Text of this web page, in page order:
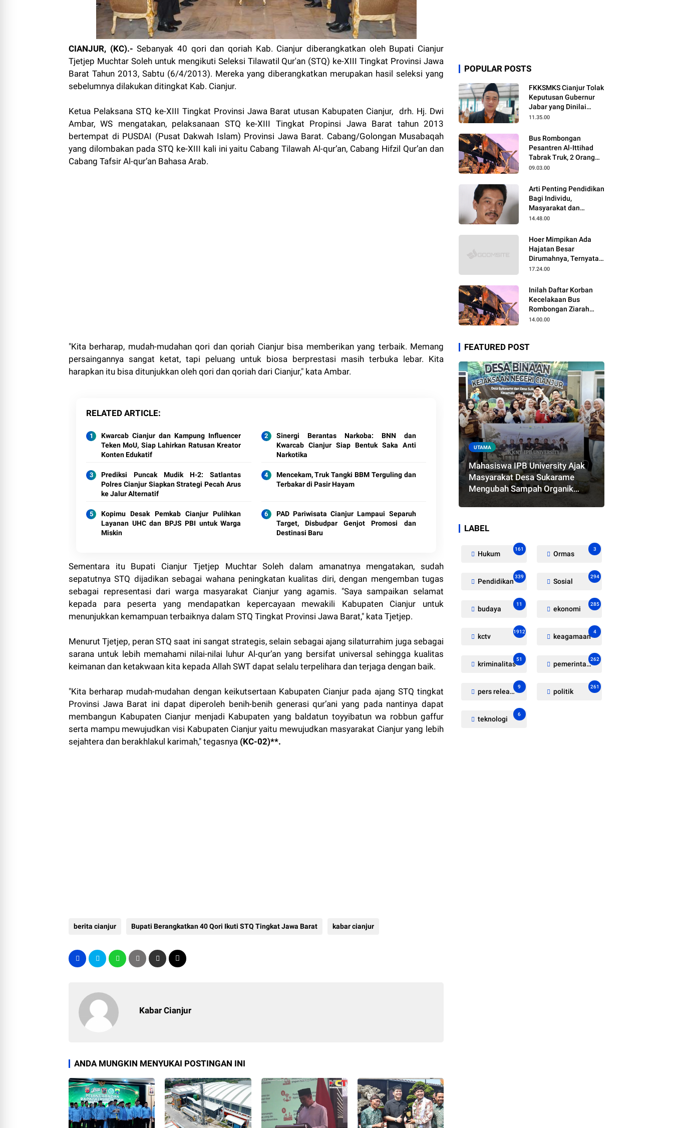
CIANJUR, (KC).- Sebanyak 40 qori dan qoriah Kab. Cianjur diberangkatkan oleh Bupati Cianjur
Tjetjep Muchtar Soleh untuk mengikuti Seleksi Tilawatil Qur'an (STQ) ke-XIII Tingkat Provinsi Jawa
Barat Tahun 2013, Sabtu (6/4/2013). Mereka yang diberangkatkan merupakan hasil seleksi yang
sebelumnya dilakukan ditingkat Kab. Cianjur.
Ketua Pelaksana STQ ke-XIII Tingkat Provinsi Jawa Barat utusan Kabupaten Cianjur, drh. Hj. Dwi
Ambar, WS mengatakan, pelaksanaan STQ ke-XIII Tingkat Propinsi Jawa Barat tahun 2013
bertempat di PUSDAI (Pusat Dakwah Islam) Provinsi Jawa Barat. Cabang/Golongan Musabaqah
yang dilombakan pada STQ ke-XIII kali ini yaitu Cabang Tilawah Al-qur’an, Cabang Hifzil Qur’an dan
Cabang Tafsir Al-qur’an Bahasa Arab.
"Kita berharap, mudah-mudahan qori dan qoriah Cianjur bisa memberikan yang terbaik. Memang
persaingannya sangat ketat, tapi peluang untuk biosa berprestasi masih terbuka lebar. Kita
harapkan itu bisa ditunjukkan oleh qori dan qoriah dari Cianjur," kata Ambar.
RELATED ARTICLE
Kwarcab Cianjur dan Kampung Influencer
Teken MoU, Siap Lahirkan Ratusan Kreator
Konten Edukatif
Sinergi Berantas Narkoba: BNN dan
Kwarcab Cianjur Siap Bentuk Saka Anti
Narkotika
Prediksi Puncak Mudik H-2: Satlantas
Polres Cianjur Siapkan Strategi Pecah Arus
ke Jalur Alternatif
Mencekam, Truk Tangki BBM Terguling dan
Terbakar di Pasir Hayam
Kopimu Desak Pemkab Cianjur Pulihkan
Layanan UHC dan BPJS PBI untuk Warga
Miskin
PAD Pariwisata Cianjur Lampaui Separuh
Target, Disbudpar Genjot Promosi dan
Destinasi Baru
Sementara itu Bupati Cianjur Tjetjep Muchtar Soleh dalam amanatnya mengatakan, sudah
sepatutnya STQ dijadikan sebagai wahana peningkatan kualitas diri, dengan mengemban tugas
sebagai representasi dari warga masyarakat Cianjur yang agamis. "Saya sampaikan selamat
kepada para peserta yang mendapatkan kepercayaan mewakili Kabupaten Cianjur untuk
menunjukkan kemampuan terbaiknya dalam STQ Tingkat Provinsi Jawa Barat," kata Tjetjep.
Menurut Tjetjep, peran STQ saat ini sangat strategis, selain sebagai ajang silaturrahim juga sebagai
sarana untuk lebih memahami nilai-nilai luhur Al-qur’an yang bersifat universal sehingga kualitas
keimanan dan ketakwaan kita kepada Allah SWT dapat selalu terpelihara dan terjaga dengan baik.
"Kita berharap mudah-mudahan dengan keikutsertaan Kabupaten Cianjur pada ajang STQ tingkat
Provinsi Jawa Barat ini dapat diperoleh benih-benih generasi qur’ani yang pada nantinya dapat
membangun Kabupaten Cianjur menjadi Kabupaten yang baldatun toyyibatun wa robbun gaffur
serta mampu mewujudkan visi Kabupaten Cianjur yaitu mewujudkan masyarakat Cianjur yang lebih
sejahtera dan berakhlakul karimah," tegasnya (KC-02)**.
berita cianjur Bupati Berangkatkan 40 Qori Ikuti STQ Tingkat Jawa Barat kabar cianjur
Kabar Cianjur
ANDA MUNGKIN MENYUKAI POSTINGAN INI
POPULAR POSTS
FKKSMKS Cianjur Tolak
Keputusan Gubernur
Jabar yang Dinilai
Merugikan Sekolah
11.35.00
Bus Rombongan
Pesantren Al-Ittihad
Tabrak Truk, 2 Orang
Meninggal Dunia
09.03.00
Arti Penting Pendidikan
Bagi Individu,
Masyarakat dan
Negara
14.48.00
Hoer Mimpikan Ada
Hajatan Besar
Dirumahnya, Ternyata
Anaknya Pulang Dalam
17.24.00
Inilah Daftar Korban
Kecelakaan Bus
Rombongan Ziarah
Walisongo Pesantren
14.00.00
FEATURED POST
UTAMA
Mahasiswa IPB University Ajak
Masyarakat Desa Sukarame
Mengubah Sampah Organik
LABEL
Hukum
161
Ormas
3
Pendidikan
339
Sosial
294
budaya
11
ekonomi
285
kctv
1912
keagamaan
4
kriminalitas
51
pemerintahan
262
pers release
9
politik
261
teknologi
6